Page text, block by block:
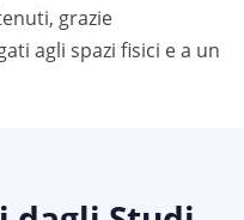
grazie
agli spazi fisici e a un